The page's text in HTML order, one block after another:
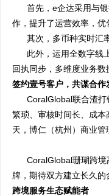
首先， e企达采用与
作，提升了运营效率，优
其次，多币种实时汇
此外，运用全数字线
回执同步，多维度业务数
签约壹号客户，共谋合作
CoralGlobal联合渣打
繁琐、审核时间长、成本
天，博仁（杭州）商业
CoralGlobal珊瑚跨境
牌，期待双方建立长久的
跨境服务生态赋能者